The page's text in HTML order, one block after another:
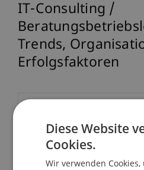
IT-Consulting /
Trends,
Erfolgsfaktoren
Kontakt
Diese Website
Cookies.
Wir verwenden